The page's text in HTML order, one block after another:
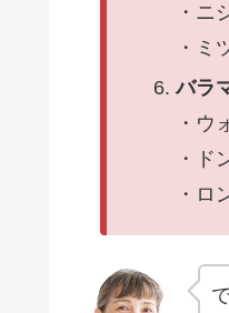
・ニ
・ミ
バラ
・ウ
・ド
・ロ